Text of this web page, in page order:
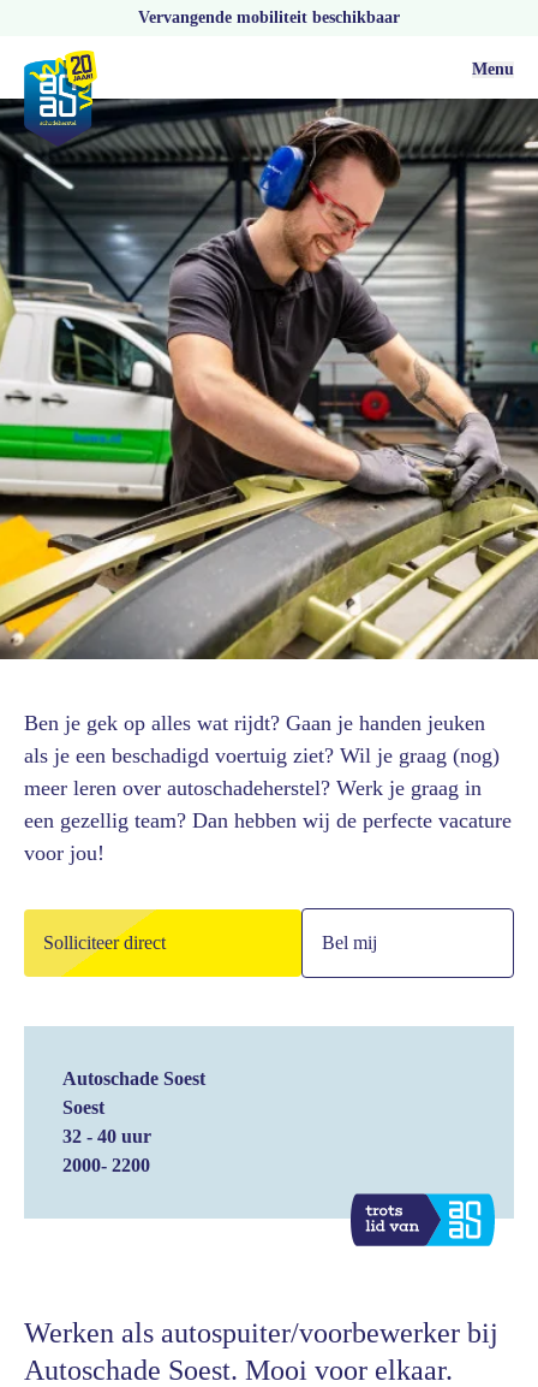
Vervangende mobiliteit beschikbaar
Menu
Vacatures
Ben je gek op alles wat rijdt? Gaan je handen jeuken
als je een beschadigd voertuig ziet? Wil je graag (nog)
meer leren over autoschadeherstel? Werk je graag in
een gezellig team? Dan hebben wij de perfecte vacature
voor jou!
Solliciteer direct Bel mij
Autoschade Soest
Soest
32 - 40 uur
2000- 2200
Werken als autospuiter/voorbewerker bij
Autoschade Soest. Mooi voor elkaar.